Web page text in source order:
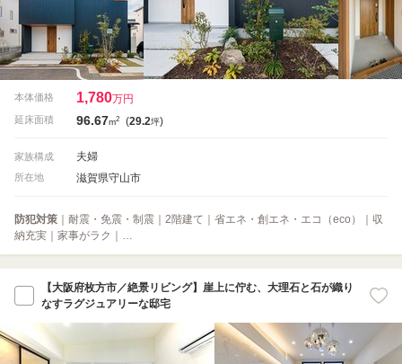
本体価格 1,780万円
延床面積 96.67m2 (29.2坪)
家族構成 夫婦
所在地 滋賀県守山市
防犯対策 ｜耐震・免震・制震｜2階建て｜省エネ・創エネ・エコ（eco）｜収
納充実｜家事がラク｜…
【大阪府枚方市／絶景リビング】崖上に佇む、大理石と石が織り
なすラグジュアリーな邸宅